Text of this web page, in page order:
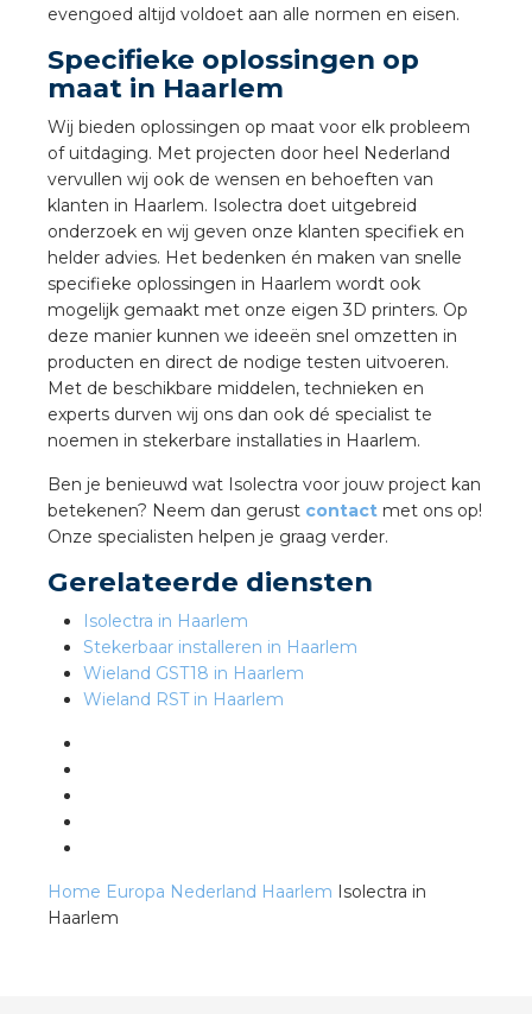
evengoed altijd voldoet aan alle normen en eisen.
Specifieke oplossingen op
maat in Haarlem
Wij bieden oplossingen op maat voor elk probleem
of uitdaging. Met projecten door heel Nederland
vervullen wij ook de wensen en behoeften van
klanten in Haarlem. Isolectra doet uitgebreid
onderzoek en wij geven onze klanten specifiek en
helder advies. Het bedenken én maken van snelle
specifieke oplossingen in Haarlem wordt ook
mogelijk gemaakt met onze eigen 3D printers. Op
deze manier kunnen we ideeën snel omzetten in
producten en direct de nodige testen uitvoeren.
Met de beschikbare middelen, technieken en
experts durven wij ons dan ook dé specialist te
noemen in stekerbare installaties in Haarlem.
Ben je benieuwd wat Isolectra voor jouw project kan
betekenen? Neem dan gerust contact met ons op!
Onze specialisten helpen je graag verder.
Gerelateerde diensten
Isolectra in Haarlem
Stekerbaar installeren in Haarlem
Wieland GST18 in Haarlem
Wieland RST in Haarlem
Home Europa Nederland Haarlem Isolectra in
Haarlem
RST®
Academy
waarde